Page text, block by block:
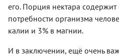
его. Порция нектара
потребности организма
калии и 3% в магнии.
И в заключении, ещё очень